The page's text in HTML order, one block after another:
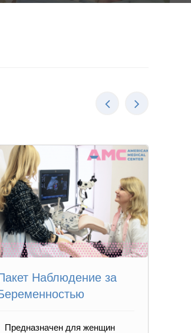
Наблюдение за
Предназначен для женщин